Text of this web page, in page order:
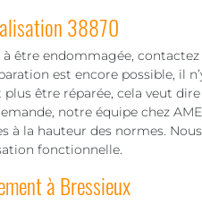
38870
être endommagée,
est encore possible, il
être réparée, cela veut
notre équipe chez
à la hauteur des normes.
fonctionnelle.
à Bressieux